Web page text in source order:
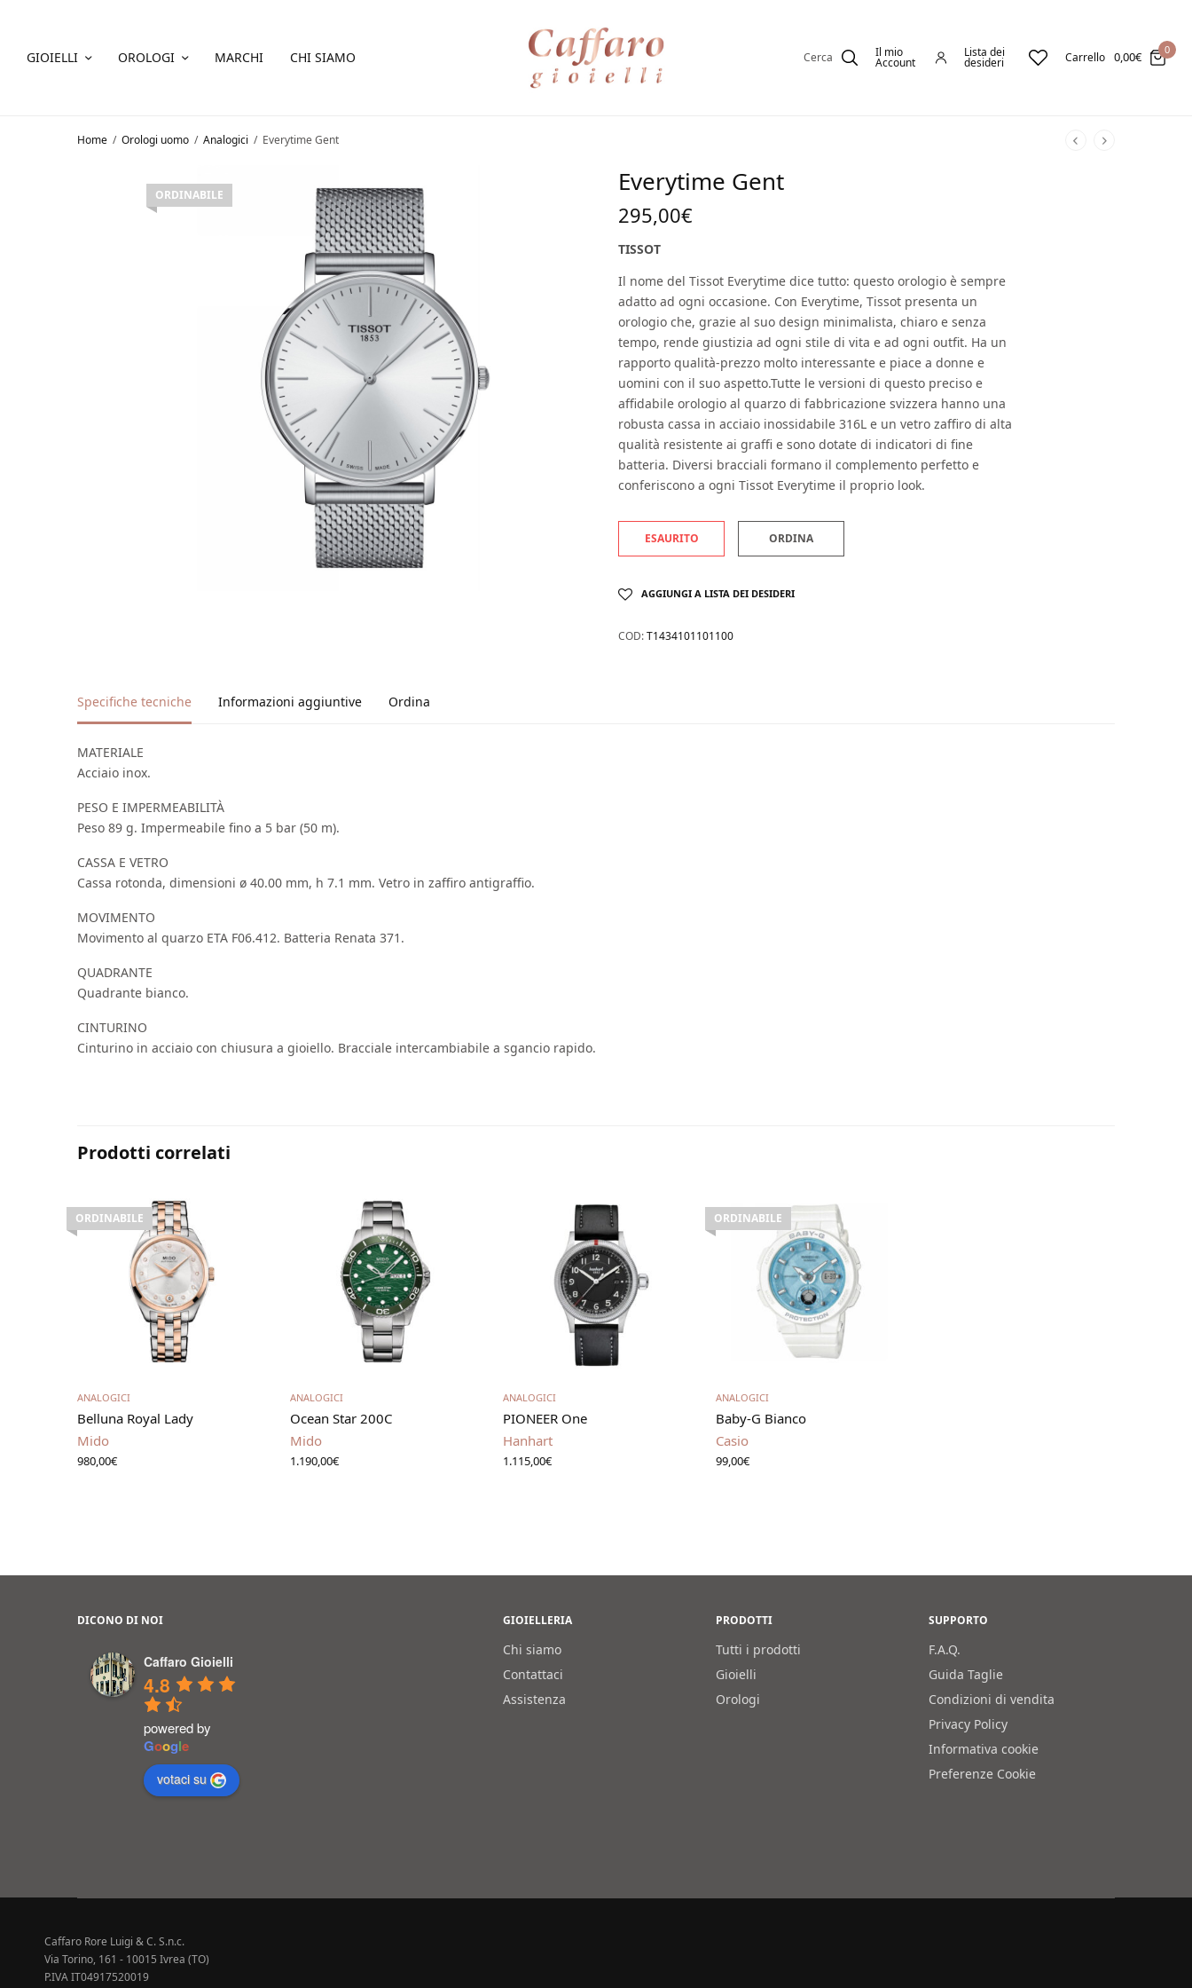
GIOIELLI OROLOGI MARCHI CHI SIAMO Cerca Il mio
Account
Lista dei
desideri Carrello 0,00€ 0
Home / Orologi uomo / Analogici / Everytime Gent
ORDINABILE Everytime Gent
295,00€
TISSOT
Il nome del Tissot Everytime dice tutto: questo orologio è sempre
adatto ad ogni occasione. Con Everytime, Tissot presenta un
orologio che, grazie al suo design minimalista, chiaro e senza
tempo, rende giustizia ad ogni stile di vita e ad ogni outfit. Ha un
rapporto qualità-prezzo molto interessante e piace a donne e
uomini con il suo aspetto.Tutte le versioni di questo preciso e
affidabile orologio al quarzo di fabbricazione svizzera hanno una
robusta cassa in acciaio inossidabile 316L e un vetro zaffiro di alta
qualità resistente ai graffi e sono dotate di indicatori di fine
batteria. Diversi bracciali formano il complemento perfetto e
conferiscono a ogni Tissot Everytime il proprio look.
ESAURITO ORDINA
AGGIUNGI A LISTA DEI DESIDERI
COD:T1434101101100
Specifiche tecniche Informazioni aggiuntive Ordina
MATERIALE
Acciaio inox.
PESO E IMPERMEABILITÀ
Peso 89 g. Impermeabile fino a 5 bar (50 m).
CASSA E VETRO
Cassa rotonda, dimensioni ø 40.00 mm, h 7.1 mm. Vetro in zaffiro antigraffio.
MOVIMENTO
Movimento al quarzo ETA F06.412. Batteria Renata 371.
QUADRANTE
Quadrante bianco.
CINTURINO
Cinturino in acciaio con chiusura a gioiello. Bracciale intercambiabile a sgancio rapido.
Prodotti correlati
ORDINABILE
ANALOGICI
Belluna Royal Lady
Mido
980,00€
Aggiungi al carrello
ANALOGICI
Ocean Star 200C
Mido
1.190,00€
ANALOGICI
PIONEER One
Hanhart
1.115,00€
ORDINABILE
ANALOGICI
Baby-G Bianco
Casio
99,00€
DICONO DI NOI
Caffaro Gioielli
4.8
powered by
Google
votaci su
GIOIELLERIA
Chi siamo
Contattaci
Assistenza
PRODOTTI
Tutti i prodotti
Gioielli
Orologi
SUPPORTO
F.A.Q.
Guida Taglie
Condizioni di vendita
Privacy Policy
Informativa cookie
Preferenze Cookie
Caffaro Rore Luigi & C. S.n.c.
Via Torino, 161 - 10015 Ivrea (TO)
P.IVA IT04917520019